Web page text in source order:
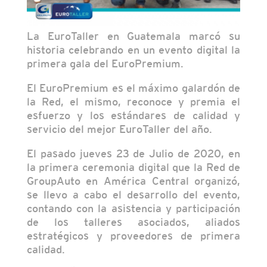
La EuroTaller en Guatemala marcó su
historia celebrando en un evento digital la
primera gala del EuroPremium.
El EuroPremium es el máximo galardón de
la Red, el mismo, reconoce y premia el
esfuerzo y los estándares de calidad y
servicio del mejor EuroTaller del año.
El pasado jueves 23 de Julio de 2020, en
la primera ceremonia digital que la Red de
GroupAuto en América Central organizó,
se llevo a cabo el desarrollo del evento,
contando con la asistencia y participación
de los talleres asociados, aliados
estratégicos y proveedores de primera
calidad.